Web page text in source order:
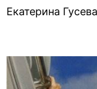
Екатерина Гусева